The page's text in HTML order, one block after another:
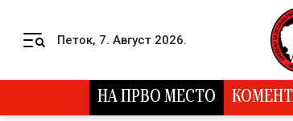
Петок, 7. Август 2026.
НА ПРВО МЕСТО